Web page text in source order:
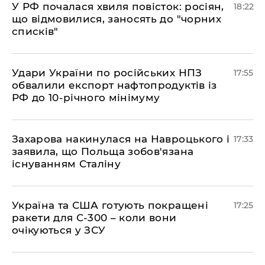
​У РФ почалася хвиля повісток: росіян,
що відмовилися, заносять до "чорних
списків"
18:22
​Удари України по російських НПЗ
обвалили експорт нафтопродуктів із
РФ до 10-річного мінімуму
17:55
​Захарова накинулася на Навроцького і
заявила, що Польща зобов'язана
існуванням Сталіну
17:33
​Україна та США готують покращені
ракети для С-300 – коли вони
очікуються у ЗСУ
17:25